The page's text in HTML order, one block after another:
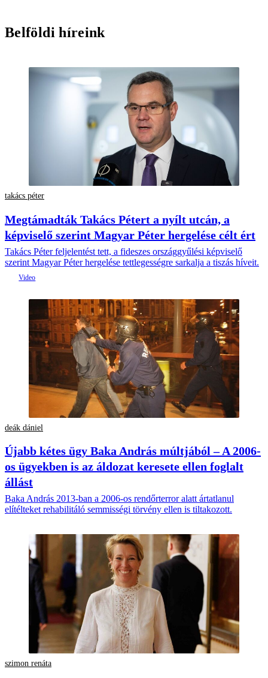
Belföldi híreink
takács péter
Megtámadták Takács Pétert a nyílt utcán, a
képviselő szerint Magyar Péter hergelése célt ért
Takács Péter feljelentést tett, a fideszes országgyűlési képviselő
szerint Magyar Péter hergelése tettlegességre sarkalja a tiszás híveit.
deák dániel
Újabb kétes ügy Baka András múltjából – A 2006-
os ügyekben is az áldozat keresete ellen foglalt
állást
Baka András 2013-ban a 2006-os rendőrterror alatt ártatlanul
elítélteket rehabilitáló semmisségi törvény ellen is tiltakozott.
szimon renáta